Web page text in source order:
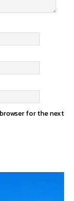
for the next